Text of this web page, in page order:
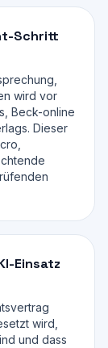
Schritt
wird vor
Beck-online
Dieser
Einsatz
wird,
und dass